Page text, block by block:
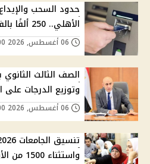
الأهلي.. 250 ألفًا بالفروع و30 ألفًا يوميًا
وتوزيع الدرجات على
واستثناء 1500 من الأوائل من التوزيع الجغرافي